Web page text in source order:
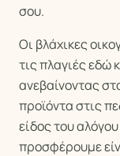
σου.
Οι βλάχικες
τις πλαγιές εδώ
ανεβαίνοντας
προϊόντα στις
είδος του
προσφέρουμε